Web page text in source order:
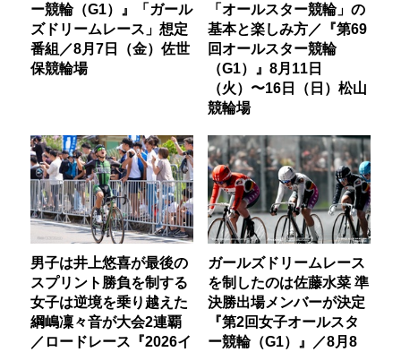
ー競輪（G1）』「ガール
ズドリームレース」想定
番組／8月7日（金）佐世
保競輪場
「オールスター競輪」の
基本と楽しみ方／『第69
回オールスター競輪
（G1）』8月11日
（火）〜16日（日）松山
競輪場
男子は井上悠喜が最後の
スプリント勝負を制する
女子は逆境を乗り越えた
綱嶋凜々音が大会2連覇
／ロードレース『2026イ
ガールズドリームレース
を制したのは佐藤水菜 準
決勝出場メンバーが決定
『第2回女子オールスタ
ー競輪（G1）』／8月8